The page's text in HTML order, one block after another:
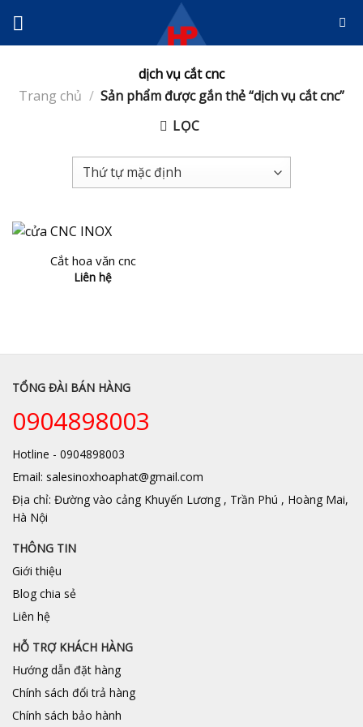
content
dịch vụ cắt cnc
Trang chủ / Sản phẩm được gắn thẻ “dịch vụ cắt cnc”
LỌC
Cắt hoa văn cnc
Liên hệ
TỔNG ĐÀI BÁN HÀNG
0904898003
Hotline - 0904898003
Email: salesinoxhoaphat@gmail.com
Địa chỉ: Đường vào cảng Khuyến Lương , Trần Phú , Hoàng Mai,
Hà Nội
THÔNG TIN
Giới thiệu
Blog chia sẻ
Liên hệ
HỖ TRỢ KHÁCH HÀNG
Hướng dẫn đặt hàng
Chính sách đổi trả hàng
Chính sách bảo hành